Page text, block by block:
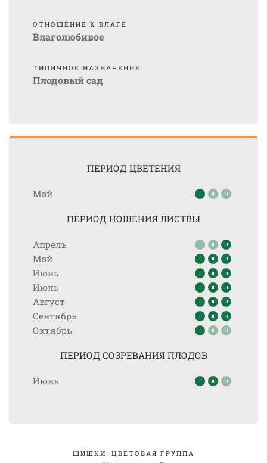
ОТНОШЕНИЕ К ВЛАГЕ
Влаголюбивое
ТИПИЧНОЕ НАЗНАЧЕНИЕ
Плодовый сад
ПЕРИОД ЦВЕТЕНИЯ
Май
ПЕРИОД НОШЕНИЯ ЛИСТВЫ
Апрель
Май
Июнь
Июль
Август
Сентябрь
Октябрь
ПЕРИОД СОЗРЕВАНИЯ ПЛОДОВ
Июнь
ШИШКИ: ЦВЕТОВАЯ ГРУППА